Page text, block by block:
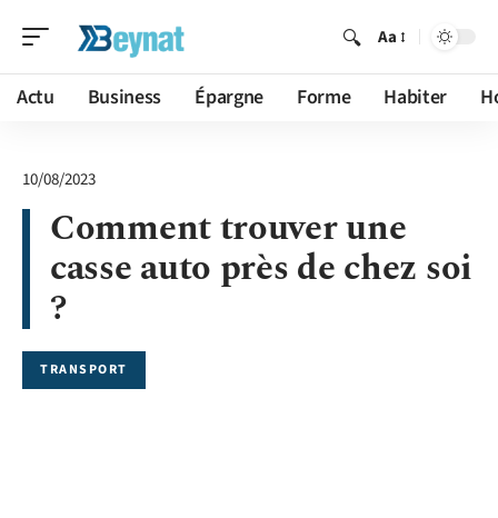
Aa
Actu Business Épargne Forme Habiter
10/08/2023
Comment trouver une
casse auto près de chez soi
?
TRANSPORT